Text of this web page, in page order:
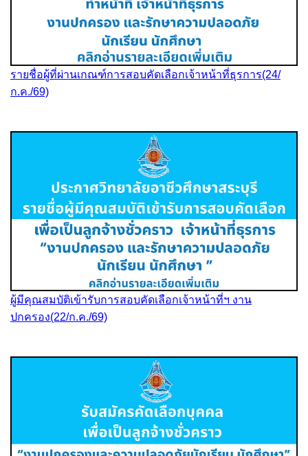
รายชื่อผู้ที่ผ่านเกณฑ์การสอบคัดเลือกเจ้าหน้าที่ธุรการ(24/
ก.ค./69)
ผู้มีคุณสมบัติเข้ารับการสอบคัดเลือกเจ้าหน้าที่ฯ งาน
ปกครอง(22/ก.ค./69)